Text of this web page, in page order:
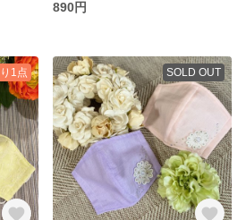
890円
1点 SOLD OUT